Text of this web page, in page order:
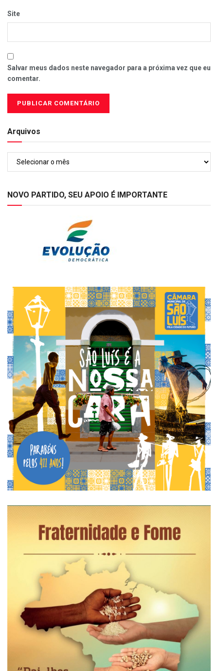
Site
Salvar meus dados neste navegador para a próxima vez que eu
comentar.
Arquivos
NOVO PARTIDO, SEU APOIO É IMPORTANTE